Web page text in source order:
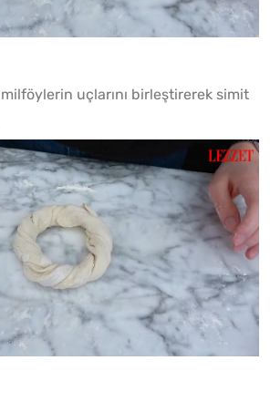
milföylerin uçlarını birleştirerek simit